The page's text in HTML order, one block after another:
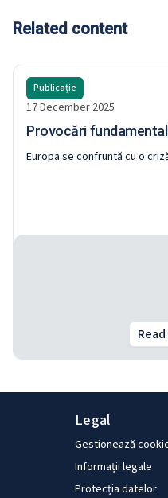
considerare rolul
dezvoltării
politicilor de
Marie deține un
Trinity College
Related content
17 December 2025
Publicație
Provocări
Europa se confruntă cu o
Legal
Gestionează
Informații legale
Protecția datelor